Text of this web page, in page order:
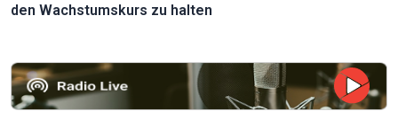
den Wachstumskurs zu halten